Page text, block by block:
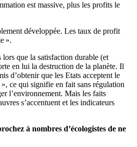
est massive, plus les profits le
développée. Les taux de profit
».
que la satisfaction durable (et
en lui la destruction de la planète. Il
d’obtenir que les Etats acceptent le
ce qui signifie en fait sans régulation
l’environnement. Mais les faits
s’accentuent et les indicateurs
à nombres d’écologistes de ne